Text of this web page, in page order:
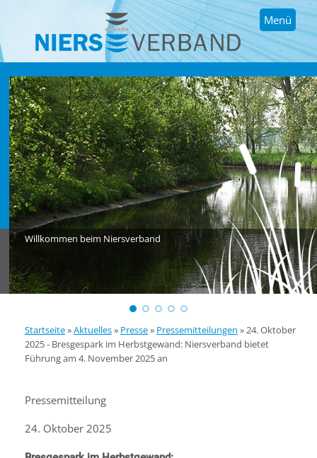
Menü
Willkommen beim Niersverband
Startseite»Aktuelles» Presse» Pressemitteilungen »24. Oktober
2025 - Bresgespark im Herbstgewand: Niersverband bietet
Führung am 4. November 2025 an
Pressemitteilung
24. Oktober 2025